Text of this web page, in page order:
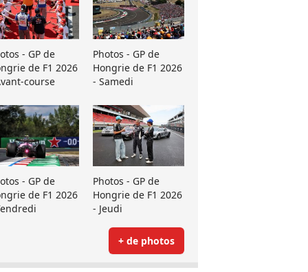
- GP de
de F1 2026
course
Photos - GP de
Hongrie de F1 2026
- Samedi
- GP de
de F1 2026
Photos - GP de
Hongrie de F1 2026
- Jeudi
+ de photos